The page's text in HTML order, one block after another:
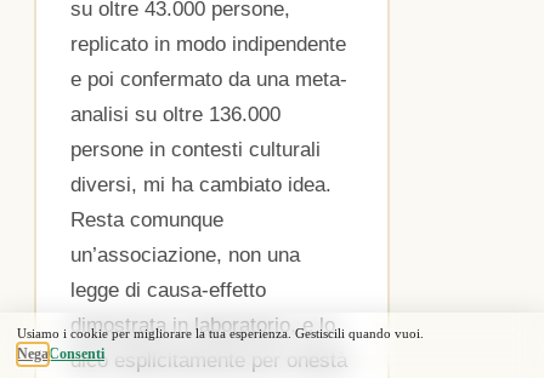
su oltre 43.000 persone,
replicato in modo indipendente
e poi confermato da una meta-
analisi su oltre 136.000
persone in contesti culturali
diversi, mi ha cambiato idea.
Resta comunque
un’associazione, non una
legge di causa-effetto
dimostrata in laboratorio, e lo
dico esplicitamente per onestà